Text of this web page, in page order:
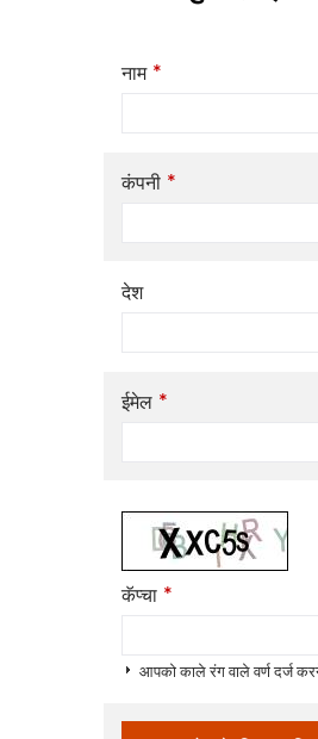
नाम *
कंपनी *
देश
ईमेल *
कॅप्चा *
आपको काले रंग वाले वर्ण दर्ज